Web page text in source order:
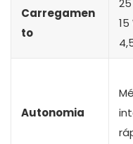
Carregamen
to
Autonomia